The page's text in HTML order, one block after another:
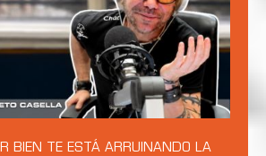
BIEN TE ESTÁ ARRUINANDO LA